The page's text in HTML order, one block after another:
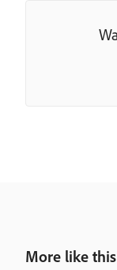
More like this